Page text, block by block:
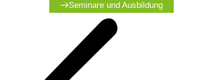
Seminare und Ausbildung